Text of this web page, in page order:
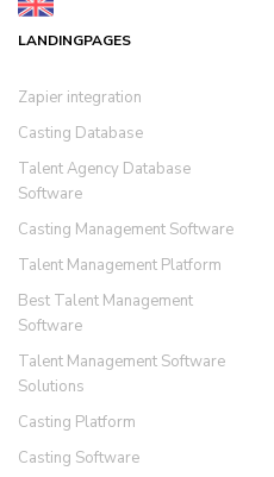
LANDINGPAGES
Zapier integration
Casting Database
Talent Agency Database
Software
Casting Management Software
Talent Management Platform
Best Talent Management
Software
Talent Management Software
Solutions
Casting Platform
Casting Software